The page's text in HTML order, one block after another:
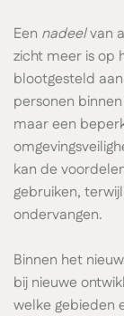
Een nadeelvan
zicht meer is op
blootgesteld
personen
maar een
kan de
gebruiken,
ondervangen.
Binnen het
bij nieuwe
welke gebieden